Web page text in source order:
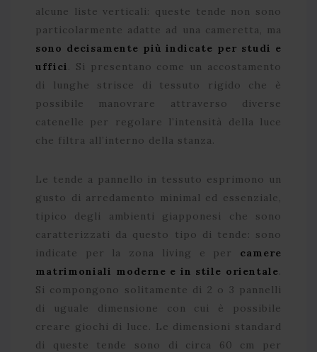
alcune liste verticali: queste tende non sono
particolarmente adatte ad una cameretta, ma
sono decisamente più indicate per studi e
uffici. Si presentano come un accostamento
di lunghe strisce di tessuto rigido che è
possibile manovrare attraverso diverse
catenelle per regolare l’intensità della luce
che filtra all’interno della stanza.
Le tende a pannello in tessuto esprimono un
gusto di arredamento minimal ed essenziale,
tipico degli ambienti giapponesi che sono
caratterizzati da questo tipo di tende: sono
indicate per la zona living e per camere
matrimoniali moderne e in stile orientale.
Si compongono solitamente di 2 o 3 pannelli
di uguale dimensione con cui è possibile
creare giochi di luce. Le dimensioni standard
di queste tende sono di circa 60 cm per